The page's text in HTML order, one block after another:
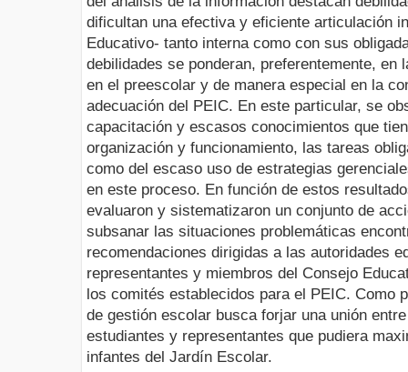
dificultan una efectiva y eficiente articulación
Educativo- tanto interna como con sus
debilidades se ponderan, preferentemente, en
en el preescolar y de manera especial en la
adecuación del PEIC. En este particular, se
capacitación y escasos conocimientos que
organización y funcionamiento, las tareas
como del escaso uso de estrategias
en este proceso. En función de estos
evaluaron y sistematizaron un conjunto de
subsanar las situaciones problemáticas
recomendaciones dirigidas a las autoridades
representantes y miembros del Consejo
los comités establecidos para el PEIC. Como
de gestión escolar busca forjar una unión
estudiantes y representantes que pudiera
infantes del Jardín Escolar.